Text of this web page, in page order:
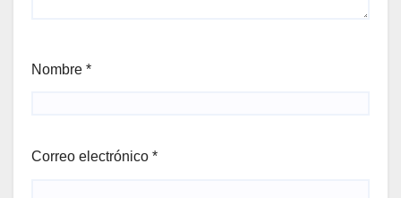
Nombre *
Correo electrónico *